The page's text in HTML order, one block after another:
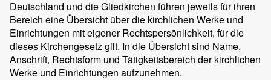
Deutschland und die Gliedkirchen führen jeweils für ihren
Bereich eine Übersicht über die kirchlichen Werke und
Einrichtungen mit eigener Rechtspersönlichkeit, für die
dieses Kirchengesetz gilt. In die Übersicht sind Name,
Anschrift, Rechtsform und Tätigkeitsbereich der kirchlichen
Werke und Einrichtungen aufzunehmen.